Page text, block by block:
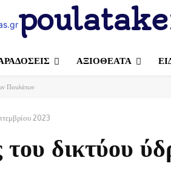
ΑΞΙΟΘΕΑΤΑ
Πουλάτων
2023
δικτύου